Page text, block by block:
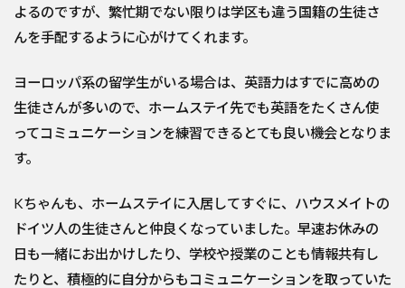
よるのですが、繁忙期でない限りは学区も違う国籍の生徒さ
んを手配するように心がけてくれます。
ヨーロッパ系の留学生がいる場合は、英語力はすでに高めの
生徒さんが多いので、ホームステイ先でも英語をたくさん使
ってコミュニケーションを練習できるとても良い機会となりま
す。
Kちゃんも、ホームステイに入居してすぐに、ハウスメイトの
ドイツ人の生徒さんと仲良くなっていました。早速お休みの
日も一緒にお出かけしたり、学校や授業のことも情報共有し
たりと、積極的に自分からもコミュニケーションを取っていた